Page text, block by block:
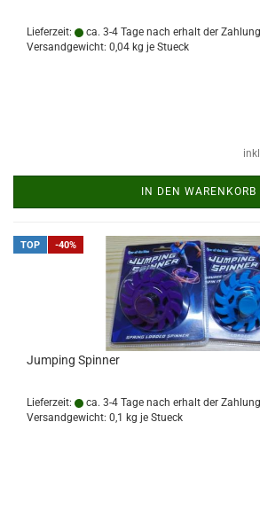
Lieferzeit: ca. 3-4 Tage nach erhalt der Zahlung
Versandgewicht: 0,04 kg je Stueck
IN DEN WARENKORB
TOP -40%
Jumping Spinner
Lieferzeit: ca. 3-4 Tage nach erhalt der Zahlung
Versandgewicht: 0,1 kg je Stueck